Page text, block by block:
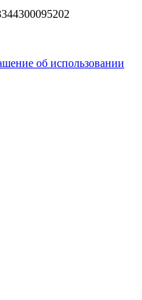
об использовании